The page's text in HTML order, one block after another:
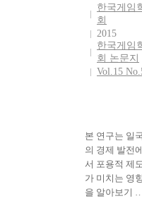
한국게임
회
2015
한국게임
회 논문지
Vol.15
본 연구는 일
의 경제 발전
서 포용적 제
가 미치는 영
을 알아보기